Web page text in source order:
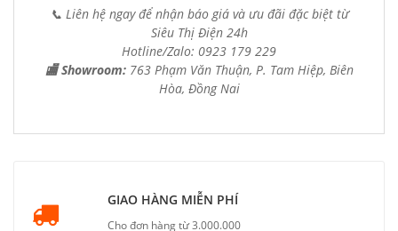
📞 Liên hệ ngay để nhận báo giá và ưu đãi đặc biệt từ
Siêu Thị Điện 24h
Hotline/Zalo: 0923 179 229
🏬 Showroom: 763 Phạm Văn Thuận, P. Tam Hiệp, Biên
Hòa, Đồng Nai
GIAO HÀNG MIỄN PHÍ
Cho đơn hàng từ 3.000.000